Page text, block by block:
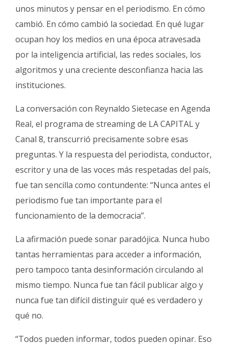
unos minutos y pensar en el periodismo. En cómo
cambió. En cómo cambió la sociedad. En qué lugar
ocupan hoy los medios en una época atravesada
por la inteligencia artificial, las redes sociales, los
algoritmos y una creciente desconfianza hacia las
instituciones.
La conversación con Reynaldo Sietecase en Agenda
Real, el programa de streaming de LA CAPITAL y
Canal 8, transcurrió precisamente sobre esas
preguntas. Y la respuesta del periodista, conductor,
escritor y una de las voces más respetadas del país,
fue tan sencilla como contundente: “Nunca antes el
periodismo fue tan importante para el
funcionamiento de la democracia”.
La afirmación puede sonar paradójica. Nunca hubo
tantas herramientas para acceder a información,
pero tampoco tanta desinformación circulando al
mismo tiempo. Nunca fue tan fácil publicar algo y
nunca fue tan difícil distinguir qué es verdadero y
qué no.
“Todos pueden informar, todos pueden opinar. Eso